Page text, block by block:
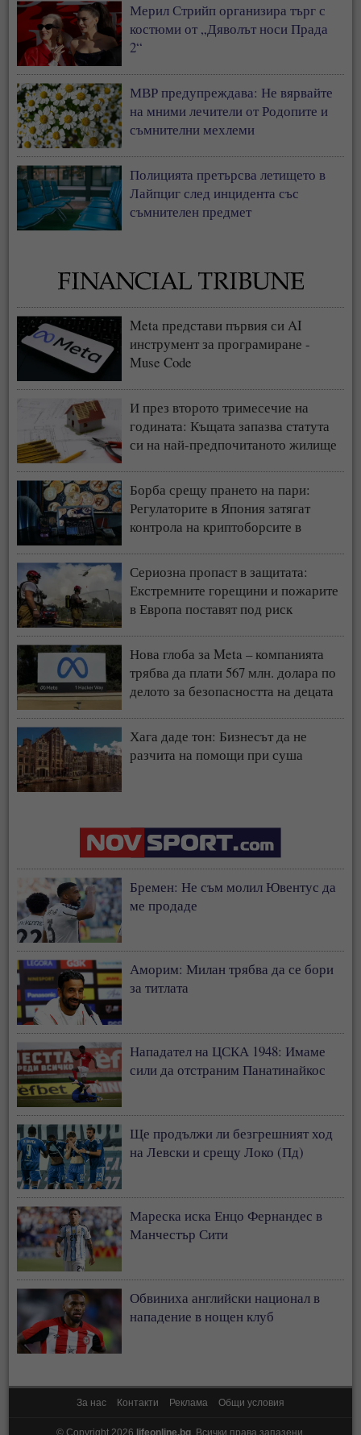
Мерил Стрийп организира търг с
костюми от „Дяволът носи Прада
2“
МВР предупреждава: Не вярвайте
на мними лечители от Родопите и
съмнителни мехлеми
Полицията претърсва летището в
Лайпциг след инцидента със
съмнителен предмет
Meta представи първия си AI
инструмент за програмиране -
Muse Code
И през второто тримесечие на
годината: Къщата запазва статута
си на най-предпочитаното жилище
Борба срещу прането на пари:
Регулаторите в Япония затягат
контрола на криптоборсите в
Сериозна пропаст в защитата:
Екстремните горещини и пожарите
в Европа поставят под риск
Нова глоба за Meta – компанията
трябва да плати 567 млн. долара по
делото за безопасността на децата
Хага даде тон: Бизнесът да не
разчита на помощи при суша
Бремен: Не съм молил Ювентус да
ме продаде
Аморим: Милан трябва да се бори
за титлата
Нападател на ЦСКА 1948: Имаме
сили да отстраним Панатинайкос
Ще продължи ли безгрешният ход
на Левски и срещу Локо (Пд)
Мареска иска Енцо Фернандес в
Манчестър Сити
Обвиниха английски национал в
нападение в нощен клуб
За нас Контакти Реклама Общи условия
© Copyright 2026 lifeonline.bg. Всички права запазени.